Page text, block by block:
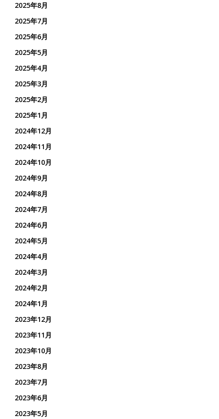
2025年8月
2025年7月
2025年6月
2025年5月
2025年4月
2025年3月
2025年2月
2025年1月
2024年12月
2024年11月
2024年10月
2024年9月
2024年8月
2024年7月
2024年6月
2024年5月
2024年4月
2024年3月
2024年2月
2024年1月
2023年12月
2023年11月
2023年10月
2023年8月
2023年7月
2023年6月
2023年5月